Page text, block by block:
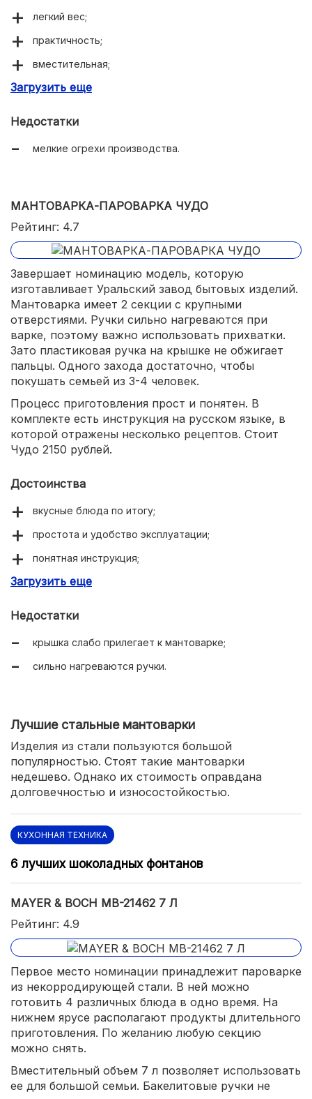
легкий вес;
практичность;
вместительная;
адекватная цена;
Загрузить еще
Недостатки
мелкие огрехи производства.
МАНТОВАРКА-ПАРОВАРКА ЧУДО
Рейтинг: 4.7
Завершает номинацию модель, которую
изготавливает Уральский завод бытовых изделий.
Мантоварка имеет 2 секции с крупными
отверстиями. Ручки сильно нагреваются при
варке, поэтому важно использовать прихватки.
Зато пластиковая ручка на крышке не обжигает
пальцы. Одного захода достаточно, чтобы
покушать семьей из 3-4 человек.
Процесс приготовления прост и понятен. В
комплекте есть инструкция на русском языке, в
которой отражены несколько рецептов. Стоит
Чудо 2150 рублей.
Достоинства
вкусные блюда по итогу;
простота и удобство эксплуатации;
понятная инструкция;
легкий вес.
Загрузить еще
Недостатки
крышка слабо прилегает к мантоварке;
сильно нагреваются ручки.
Лучшие стальные мантоварки
Изделия из стали пользуются большой
популярностью. Стоят такие мантоварки
недешево. Однако их стоимость оправдана
долговечностью и износостойкостью.
КУХОННАЯ ТЕХНИКА
6 лучших шоколадных фонтанов
MAYER & BOCH MB-21462 7 Л
Рейтинг: 4.9
Первое место номинации принадлежит пароварке
из некорродирующей стали. В ней можно
готовить 4 различных блюда в одно время. На
нижнем ярусе располагают продукты длительного
приготовления. По желанию любую секцию
можно снять.
Вместительный объем 7 л позволяет использовать
ее для большой семьи. Бакелитовые ручки не